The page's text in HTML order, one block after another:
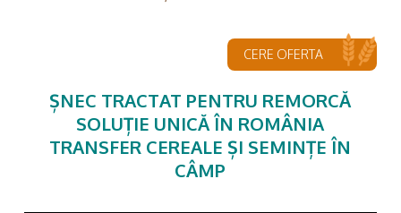
CERE OFERTA
ȘNEC TRACTAT PENTRU REMORCĂ
SOLUȚIE UNICĂ ÎN ROMÂNIA
TRANSFER CEREALE ȘI SEMINȚE ÎN
CÂMP